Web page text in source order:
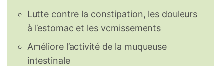
Lutte contre la constipation, les douleurs
à l’estomac et les vomissements
Améliore l’activité de la muqueuse
intestinale